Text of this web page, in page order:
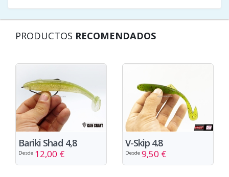
PRODUCTOS RECOMENDADOS
Bariki Shad 4,8
Desde 12,00 €
V-Skip 4.8
Desde 9,50 €